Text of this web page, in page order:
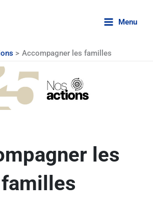
Menu
Accompagner les familles
les
familles